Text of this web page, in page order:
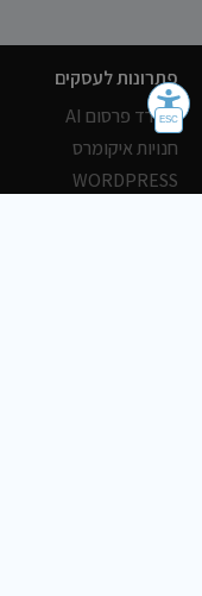
פתרונות לעסקים
משרד פרסום AI
חנויות איקומרס
WORDPRESS